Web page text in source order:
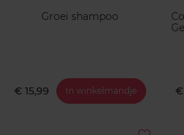
Groei shampoo
€ 15,99 In winkelmandje €